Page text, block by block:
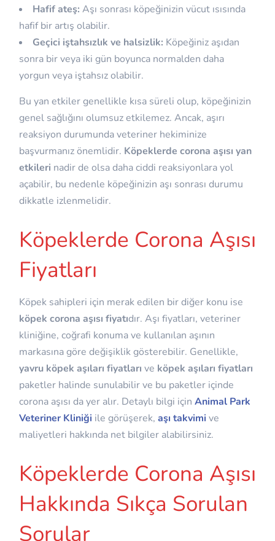
Hafif ateş: Aşı sonrası köpeğinizin vücut ısısında
hafif bir artış olabilir.
Geçici iştahsızlık ve halsizlik: Köpeğiniz aşıdan
sonra bir veya iki gün boyunca normalden daha
yorgun veya iştahsız olabilir.
Bu yan etkiler genellikle kısa süreli olup, köpeğinizin
genel sağlığını olumsuz etkilemez. Ancak, aşırı
reaksiyon durumunda veteriner hekiminize
başvurmanız önemlidir. Köpeklerde corona aşısı yan
etkileri nadir de olsa daha ciddi reaksiyonlara yol
açabilir, bu nedenle köpeğinizin aşı sonrası durumu
dikkatle izlenmelidir.
Köpeklerde Corona Aşısı
Fiyatları
Köpek sahipleri için merak edilen bir diğer konu ise
köpek corona aşısı fiyatıdır. Aşı fiyatları, veteriner
kliniğine, coğrafi konuma ve kullanılan aşının
markasına göre değişiklik gösterebilir. Genellikle,
yavru köpek aşıları fiyatları ve köpek aşıları fiyatları
paketler halinde sunulabilir ve bu paketler içinde
corona aşısı da yer alır. Detaylı bilgi için Animal Park
Veteriner Kliniği ile görüşerek, aşı takvimi ve
maliyetleri hakkında net bilgiler alabilirsiniz.
Köpeklerde Corona Aşısı
Hakkında Sıkça Sorulan
Sorular